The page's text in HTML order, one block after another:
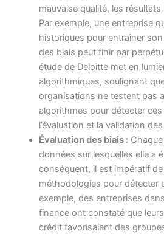
mauvaise qualité, les
Par exemple, une entreprise
historiques pour entraîner
des biais peut finir par
étude de Deloitte met en
algorithmiques, soulignant
organisations ne testent pas
algorithmes pour détecter
l’évaluation et la validation
Évaluation des biais :Chaque
données sur lesquelles elle a
conséquent, il est impératif
méthodologies pour détecter
exemple, des entreprises
finance ont constaté que
crédit favorisaient des